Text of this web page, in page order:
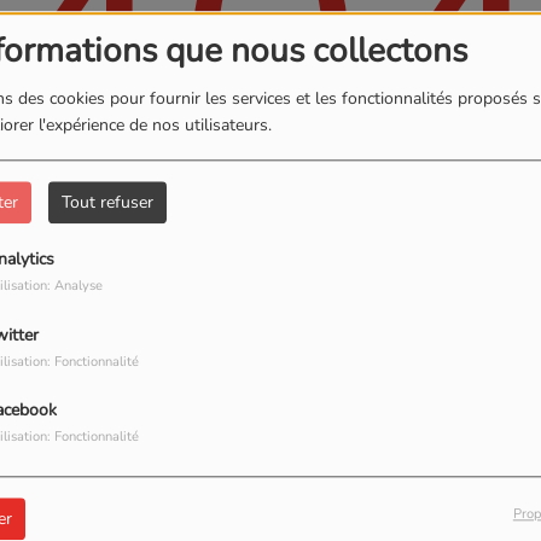
que nous collectons
des cookies pour fournir les services et les fonctionnalités proposés
l'expérience de nos utilisateurs.
Tout refuser
Analyse
Fonctionnalité
Fonctionnalité
vous avez rencontré une
Il semble que la page que vous recherchez n’existe plus.